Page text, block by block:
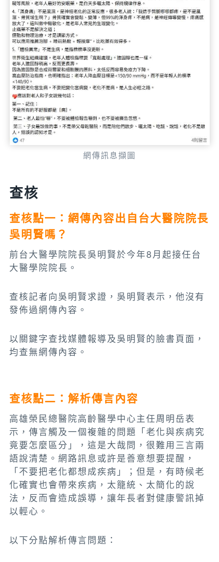
網傳訊息擷圖
查核
查核點一：網傳內容出自台大醫院院長
吳明賢嗎？
前台大醫學院院長吳明賢於今年8月起接任台
大醫學院院長。
查核記者向吳明賢求證，吳明賢表示，他沒有
發佈過網傳內容。
以關鍵字查找媒體報導及吳明賢的臉書頁面，
均查無網傳內容。
查核點二：解析傳言內容
高雄榮民總醫院高齡醫學中心主任周明岳表
示，傳言觸及一個複雜的問題「老化與疾病究
竟要怎麼區分」，這是大哉問，很難用三言兩
語說清楚。網路訊息或許是善意想要提醒，
「不要把老化都想成疾病」；但是，有時候老
化確實也會帶來疾病，太籠統、太簡化的說
法，反而會造成誤導，讓年長者對健康警訊掉
以輕心。
以下分點解析傳言問題：